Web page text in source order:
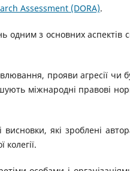
Assessment (DORA).
одним з основних аспектів
прояви агресії чи
міжнародні правові
висновки, які зроблені